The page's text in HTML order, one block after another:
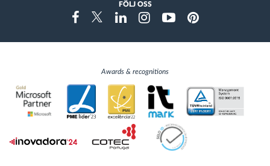
FÖLJ OSS
FacebookTwitterLinkedinInstragramYoutubePinterest
Awards & recognitions